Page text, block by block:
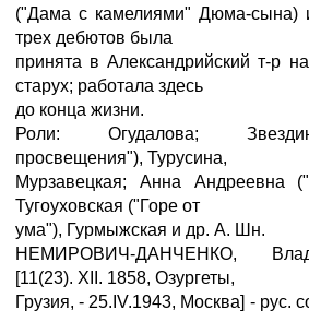
("Дама с камелиями" Дюма-сына)
трех дебютов была
принята в Александрийский т-р
старух; работала здесь
до конца жизни.
Роли: Огудалова;
просвещения"), Турусина,
Мурзавецкая; Анна Андреевна
Тугоуховская ("Горе от
ума"), Гурмыжская и др. А. Шн.
НЕМИРОВИЧ-ДАНЧЕНКО,
[11(23). XII. 1858, Озургеты,
Грузия, - 25.IV.1943, Москва] - рус.